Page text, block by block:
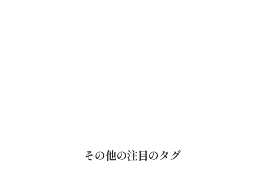
その他の注目のタグ